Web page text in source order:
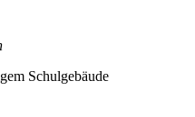
Schulgebäude